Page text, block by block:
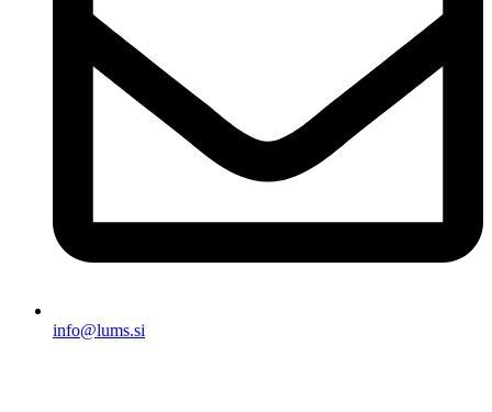
info@lums.si